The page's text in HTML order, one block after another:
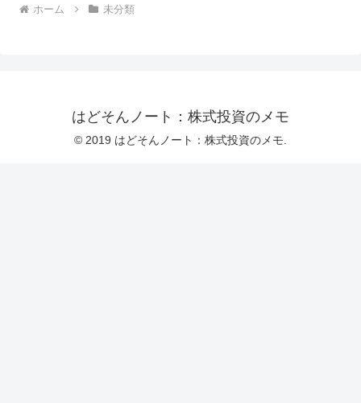
ホーム 未分類
はどそんノート：株式投資のメモ
© 2019 はどそんノート：株式投資のメモ.